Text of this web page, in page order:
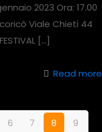
2023 Ora: 17.00
Viale Chieti 44
[…]
Read more
6 7 8 9